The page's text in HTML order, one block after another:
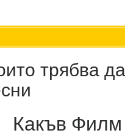
трябва
Какъв